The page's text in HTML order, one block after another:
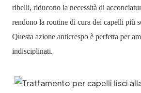
ribelli, riducono la necessità di
rendono la routine di cura dei capelli più
Questa azione anticrespo è perfetta per
indisciplinati.